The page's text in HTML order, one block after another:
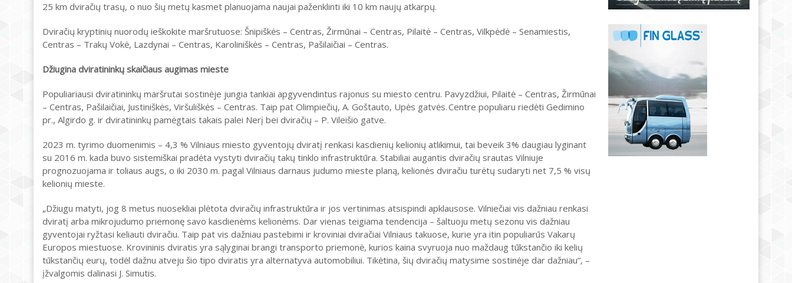
25 km dviračių trasų, o nuo šių metų kasmet planuojama naujai paženklinti iki 10 km naujų atkarpų.
Dviračių kryptinių nuorodų ieškokite maršrutuose: Šnipiškės – Centras, Žirmūnai – Centras, Pilaitė – Centras, Vilkpėdė – Senamiestis,
Centras – Trakų Vokė, Lazdynai – Centras, Karoliniškės – Centras, Pašilaičiai – Centras.
Džiugina dviratininkų skaičiaus augimas mieste
Populiariausi dviratininkų maršrutai sostinėje jungia tankiai apgyvendintus rajonus su miesto centru. Pavyzdžiui, Pilaitė – Centras, Žirmūnai
– Centras, Pašilaičiai, Justiniškės, Viršuliškės – Centras. Taip pat Olimpiečių, A. Goštauto, Upės gatvės. Centre populiaru riedėti Gedimino
pr., Algirdo g. ir dviratininkų pamėgtais takais palei Nerį bei dviračių – P. Vileišio gatve.
2023 m. tyrimo duomenimis – 4,3 % Vilniaus miesto gyventojų dviratį renkasi kasdienių kelionių atlikimui, tai beveik 3% daugiau lyginant
su 2016 m. kada buvo sistemiškai pradėta vystyti dviračių takų tinklo infrastruktūra. Stabiliai augantis dviračių srautas Vilniuje
prognozuojama ir toliaus augs, o iki 2030 m. pagal Vilniaus darnaus judumo mieste planą, kelionės dviračiu turėtų sudaryti net 7,5 % visų
kelionių mieste.
„Džiugu matyti, jog 8 metus nuosekliai plėtota dviračių infrastruktūra ir jos vertinimas atsispindi apklausose. Vilniečiai vis dažniau renkasi
dviratį arba mikrojudumo priemonę savo kasdienėms kelionėms. Dar vienas teigiama tendencija – šaltuoju metų sezonu vis dažniau
gyventojai ryžtasi keliauti dviračiu. Taip pat vis dažniau pastebimi ir kroviniai dviračiai Vilniaus takuose, kurie yra itin populiarūs Vakarų
Europos miestuose. Krovininis dviratis yra sąlyginai brangi transporto priemonė, kurios kaina svyruoja nuo maždaug tūkstančio iki kelių
tūkstančių eurų, todėl dažnu atveju šio tipo dviratis yra alternatyva automobiliui. Tikėtina, šių dviračių matysime sostinėje dar dažniau“, –
įžvalgomis dalinasi J. Simutis.